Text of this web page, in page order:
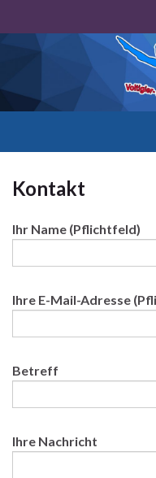
Search for:
Kontakt
Ihr Name (Pflichtfeld)
Ihre E-Mail-Adresse
Betreff
Ihre Nachricht